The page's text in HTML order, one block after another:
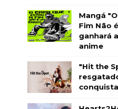
Mangá
Fim Não
ganhará
anime
"Hit the